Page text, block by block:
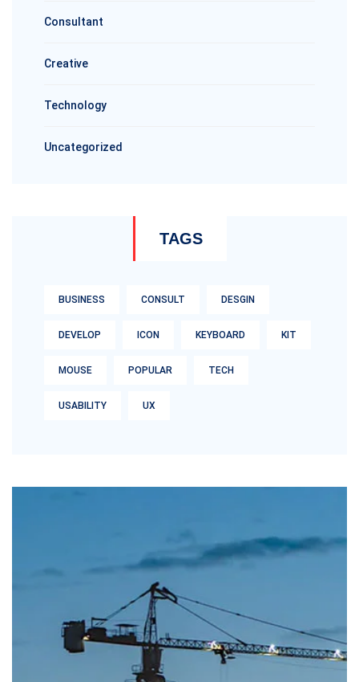
Consultant
Creative
Technology
Uncategorized
TAGS
BUSINESS CONSULT DESGIN
DEVELOP ICON KEYBOARD KIT
MOUSE POPULAR TECH
USABILITY UX